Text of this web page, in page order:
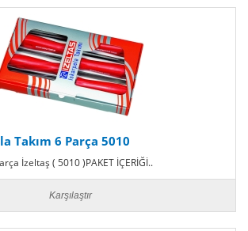
Takım 6 Parça 5010
İzeltaş ( 5010 )PAKET İÇERİĞİ..
Karşılaştır